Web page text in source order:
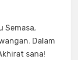
Semasa,
Dalam
sana!